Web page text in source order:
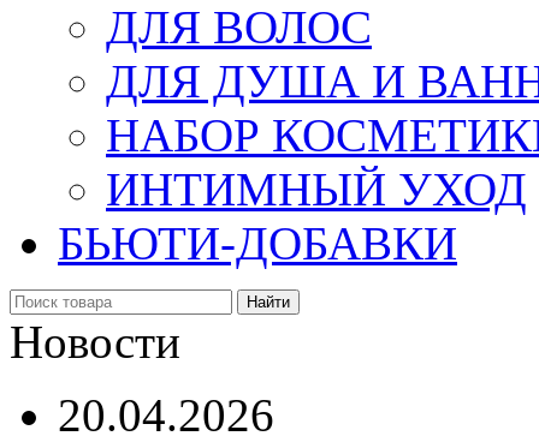
ДЛЯ ВОЛОС
ДЛЯ ДУША И
НАБОР
ИНТИМНЫЙ УХОД
БЬЮТИ-ДОБАВКИ
Найти
Новости
20.04.2026